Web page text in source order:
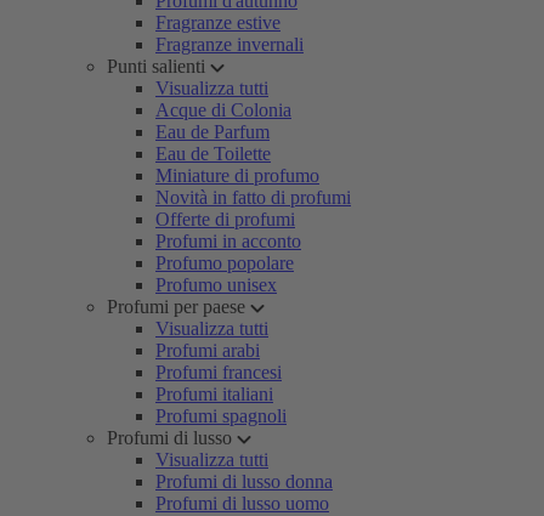
Fragranze estive
Fragranze invernali
Punti salienti
Visualizza tutti
Acque di Colonia
Eau de Parfum
Eau de Toilette
Miniature di profumo
Novità in fatto di profumi
Offerte di profumi
Profumi in acconto
Profumo popolare
Profumo unisex
Profumi per paese
Visualizza tutti
Profumi arabi
Profumi francesi
Profumi italiani
Profumi spagnoli
Profumi di lusso
Visualizza tutti
Profumi di lusso donna
Profumi di lusso uomo